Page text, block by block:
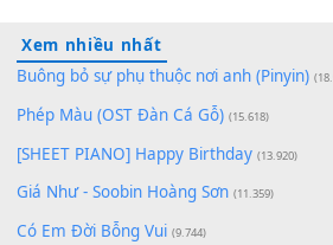
Để lại một bình luận
Bạn phảiđăng nhậpđể gửi bình luận.
Xem nhiều nhất